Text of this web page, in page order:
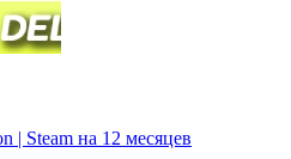
Steam на 12 месяцев